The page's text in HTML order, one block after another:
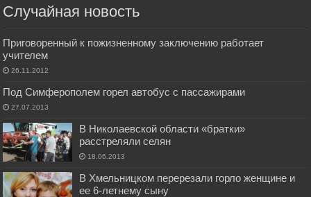
Случайная новость
Приговоренный к пожизненному заключению работает
учителем
26.11.2012
Под Симферополем горел автобус с пассажирами
27.07.2013
В Николаевской области «братки»
расстреляли селян
18.06.2013
В Хмельницком перерезали горло женщине и
ее 6-летнему сыну